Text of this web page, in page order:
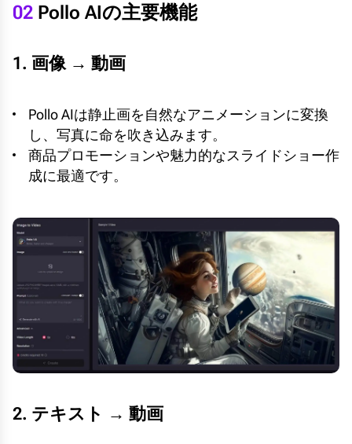
02 Pollo AIの主要機能
1. 画像 → 動画
Pollo AIは静止画を自然なアニメーションに変換
し、写真に命を吹き込みます。
商品プロモーションや魅力的なスライドショー作
成に最適です。
2. テキスト → 動画